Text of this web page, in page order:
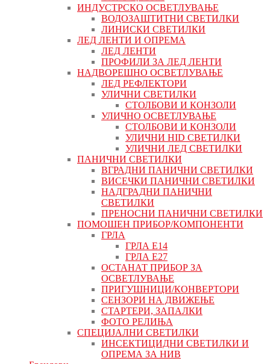
ИНДУСТРСКО ОСВЕТЛУВАЊЕ
ВОДОЗАШТИТНИ СВЕТИЛКИ
ЛИНИСКИ СВЕТИЛКИ
ЛЕД ЛЕНТИ И ОПРЕМА
ЛЕД ЛЕНТИ
ПРОФИЛИ ЗА ЛЕД ЛЕНТИ
НАДВОРЕШНО ОСВЕТЛУВАЊЕ
ЛЕД РЕФЛЕКТОРИ
УЛИЧНИ СВЕТИЛКИ
СТОЛБОВИ И КОНЗОЛИ
УЛИЧНО ОСВЕТЛУВАЊЕ
СТОЛБОВИ И КОНЗОЛИ
УЛИЧНИ HID СВЕТИЛКИ
УЛИЧНИ ЛЕД СВЕТИЛКИ
ПАНИЧНИ СВЕТИЛКИ
ВГРАДНИ ПАНИЧНИ СВЕТИЛКИ
ВИСЕЧКИ ПАНИЧНИ СВЕТИЛКИ
НАДГРАДНИ ПАНИЧНИ
СВЕТИЛКИ
ПРЕНОСНИ ПАНИЧНИ СВЕТИЛКИ
ПОМОШЕН ПРИБОР/КОМПОНЕНТИ
ГРЛА
ГРЛА Е14
ГРЛА Е27
ОСТАНАТ ПРИБОР ЗА
ОСВЕТЛУВАЊЕ
ПРИГУШНИЦИ/КОНВЕРТОРИ
СЕНЗОРИ НА ДВИЖЕЊЕ
СТАРТЕРИ, ЗАПАЛКИ
ФОТО РЕЛИЊА
СПЕЦИЈАЛНИ СВЕТИЛКИ
ИНСЕКТИЦИДНИ СВЕТИЛКИ И
ОПРЕМА ЗА НИВ